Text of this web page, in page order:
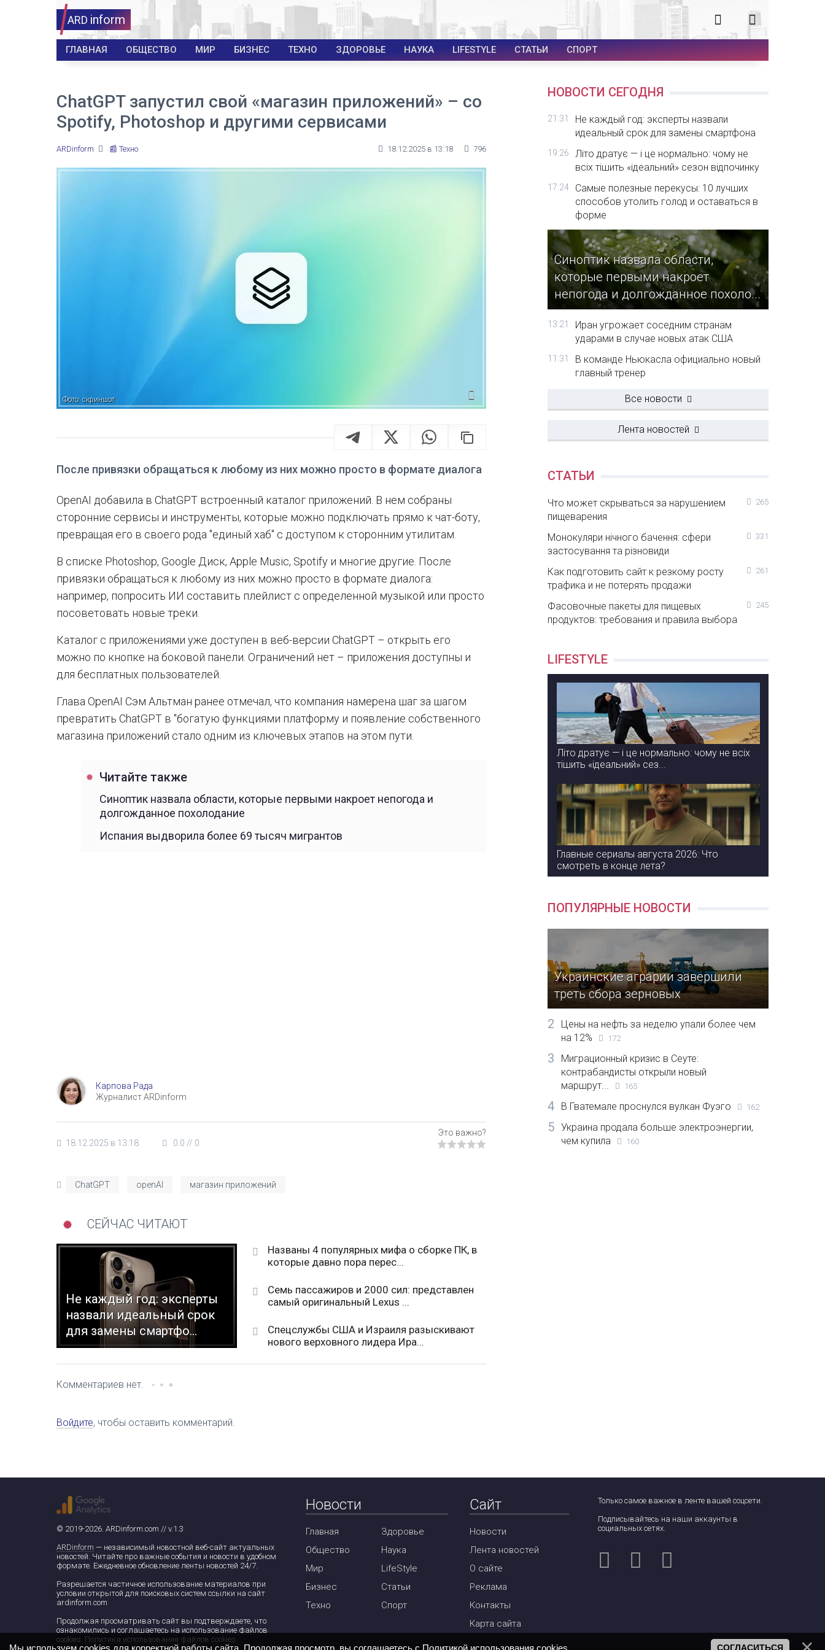
ARD inform
ГЛАВНАЯ ОБЩЕСТВО МИР БИЗНЕС ТЕХНО ЗДОРОВЬЕ НАУКА LIFESTYLE СТАТЬИ СПОРТ
ChatGPT запустил свой «магазин приложений» – со
Spotify, Photoshop и другими сервисами
ARDinform 📰 Техно 18.12.2025 в 13:18 796
Фото: скриншот
После привязки обращаться к любому из них можно просто в формате диалога
OpenAI добавила в ChatGPT встроенный каталог приложений. В нем собраны
сторонние сервисы и инструменты, которые можно подключать прямо к чат-боту,
превращая его в своего рода "единый хаб" с доступом к сторонним утилитам.
В списке Photoshop, Google Диск, Apple Music, Spotify и многие другие. После
привязки обращаться к любому из них можно просто в формате диалога:
например, попросить ИИ составить плейлист с определенной музыкой или просто
посоветовать новые треки.
Каталог с приложениями уже доступен в веб-версии ChatGPT – открыть его
можно по кнопке на боковой панели. Ограничений нет – приложения доступны и
для бесплатных пользователей.
Глава OpenAI Сэм Альтман ранее отмечал, что компания намерена шаг за шагом
превратить ChatGPT в "богатую функциями платформу и появление собственного
магазина приложений стало одним из ключевых этапов на этом пути.
Читайте также
Синоптик назвала области, которые первыми накроет непогода и
долгожданное похолодание
Испания выдворила более 69 тысяч мигрантов
Карпова Рада
Журналист ARDinform
18.12.2025 в 13:18 0.0 // 0
ChatGPT openAI магазин приложений
СЕЙЧАС ЧИТАЮТ
Не каждый год: эксперты
назвали идеальный срок
для замены смартфо...
Названы 4 популярных мифа о сборке ПК, в
которые давно пора перес...
Семь пассажиров и 2000 сил: представлен
самый оригинальный Lexus ...
Спецслужбы США и Израиля разыскивают
нового верховного лидера Ира...
Комментариев нет.
Войдите, чтобы оставить комментарий.
НОВОСТИ СЕГОДНЯ
21:31
Не каждый год: эксперты назвали
идеальный срок для замены смартфона
19:26
Літо дратує — і це нормально: чому не
всіх тішить «ідеальний» сезон відпочинку
17:24
Самые полезные перекусы: 10 лучших
способов утолить голод и оставаться в
форме
Синоптик назвала области,
которые первыми накроет
непогода и долгожданное похоло...
13:21
Иран угрожает соседним странам
ударами в случае новых атак США
11:31
В команде Ньюкасла официально новый
главный тренер
Все новости
Лента новостей
СТАТЬИ
Что может скрываться за нарушением
пищеварения
265
Монокуляри нічного бачення: сфери
застосування та різновиди
331
Как подготовить сайт к резкому росту
трафика и не потерять продажи
261
Фасовочные пакеты для пищевых
продуктов: требования и правила выбора
245
LIFESTYLE
Літо дратує — і це нормально: чому не всіх
тішить «ідеальний» сез...
Главные сериалы августа 2026: Что
смотреть в конце лета?
ПОПУЛЯРНЫЕ НОВОСТИ
Украинские аграрии завершили
треть сбора зерновых
2
Цены на нефть за неделю упали более чем
на 12%
172
3
Миграционный кризис в Сеуте:
контрабандисты открыли новый
маршрут...
165
4 В Гватемале проснулся вулкан Фуэго 162
5
Украина продала больше электроэнергии,
чем купила
160
© 2019-2026. ARDinform.com // v.1.3
ARDinform — независимый новостной веб-сайт актуальных
новостей. Читайте про важные события и новости в удобном
формате. Ежедневное обновление ленты новостей 24/7.
Разрешается частичное использование материалов при
условии открытой для поисковых систем ссылки на сайт
ardinform.com
Продолжая просматривать сайт вы подтверждаете, что
ознакомились и соглашаетесь на использование файлов
cookies. Политика использования файлов cookies.
Новости
Главная
Общество
Мир
Бизнес
Техно
Здоровье
Наука
LifeStyle
Статьи
Спорт
Сайт
Новости
Лента новостей
О сайте
Реклама
Контакты
Карта сайта
Только самое важное в ленте вашей соцсети.
Подписывайтесь на наши аккаунты в
социальных сетях.
Мы используем cookies для корректной работы сайта. Продолжая просмотр, вы соглашаетесь с Политикой использования cookies СОГЛАСИТЬСЯ